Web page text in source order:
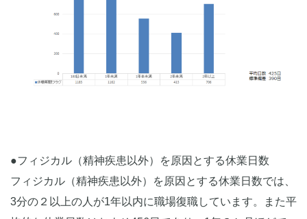
●フィジカル（精神疾患以外）を原因とする休業日数
フィジカル（精神疾患以外）を原因とする休業日数では、
3分の２以上の人が1年以内に職場復職しています。また平